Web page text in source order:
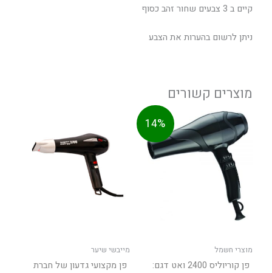
קיים ב 3 צבעים שחור זהב כסוף
ניתן לרשום בהערות את הצבע
מוצרים קשורים
14%
מוצרי חשמל
פן קוריוליס 2400 ואט דגם:
המחיר
המקורי
היה:
המחיר
הנוכחי
הוא:
מייבשי שיער
פן מקצועי גדעון של חברת